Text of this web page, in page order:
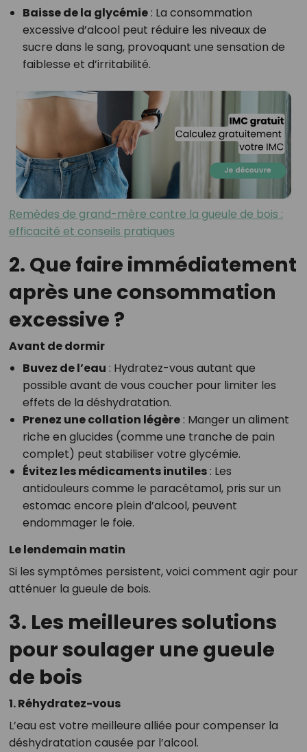
Baisse de la glycémie: La consommation
excessive d’alcool peut réduire les niveaux de
sucre dans le sang, provoquant une sensation de
faiblesse et d’irritabilité.
Remèdes de grand-mère contre la gueule de bois :
efficacité et conseils pratiques
2. Que faire immédiatement
après une consommation
excessive ?
Avant de dormir
Buvez de l’eau : Hydratez-vous autant que
possible avant de vous coucher pour limiter les
effets de la déshydratation.
Prenez une collation légère: Manger un aliment
riche en glucides (comme une tranche de pain
complet) peut stabiliser votre glycémie.
Évitez les médicaments inutiles: Les
antidouleurs comme le paracétamol, pris sur un
estomac encore plein d’alcool, peuvent
endommager le foie.
Le lendemain matin
Si les symptômes persistent, voici comment agir pour
atténuer la gueule de bois.
3. Les meilleures solutions
pour soulager une gueule
de bois
1. Réhydratez-vous
L’eau est votre meilleure alliée pour compenser la
déshydratation causée par l’alcool.